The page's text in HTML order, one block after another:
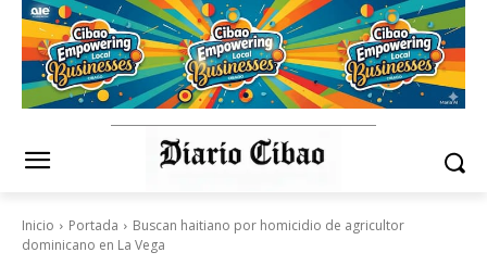
Inicio Portada
Buscan haitiano por homicidio de agricultor
dominicano en La Vega